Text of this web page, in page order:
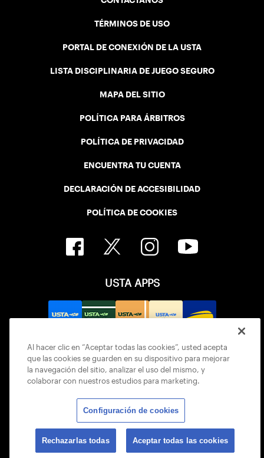
TÉRMINOS DE USO
PORTAL DE CONEXIÓN DE LA USTA
LISTA DISCIPLINARIA DE JUEGO SEGURO
MAPA DEL SITIO
POLÍTICA PARA ÁRBITROS
POLÍTICA DE PRIVACIDAD
ENCUENTRA TU CUENTA
DECLARACIÓN DE ACCESIBILIDAD
POLÍTICA DE COOKIES
USTA APPS
© 2026 USTA ALL RIGHTS RESERVED
Al hacer clic en “Aceptar todas las cookies”, usted acepta
que las cookies se guarden en su dispositivo para mejorar
la navegación del sitio, analizar el uso del mismo, y
colaborar con nuestros estudios para marketing.
Configuración de cookies
Rechazarlas todas Aceptar todas las cookies